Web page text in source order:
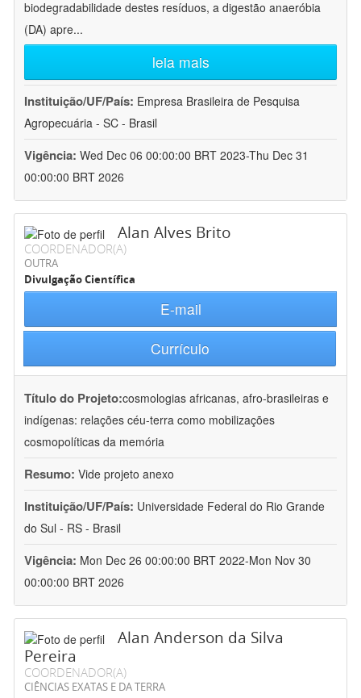
biodegradabilidade destes resíduos, a digestão anaeróbia
(DA) apre...
leia mais
Instituição/UF/País: Empresa Brasileira de Pesquisa
Agropecuária - SC - Brasil
Vigência: Wed Dec 06 00:00:00 BRT 2023-Thu Dec 31
00:00:00 BRT 2026
Alan Alves Brito
COORDENADOR(A)
OUTRA
Divulgação Científica
E-mail
Currículo
Título do Projeto:cosmologias africanas, afro-brasileiras e
indígenas: relações céu-terra como mobilizações
cosmopolíticas da memória
Resumo: Vide projeto anexo
Instituição/UF/País: Universidade Federal do Rio Grande
do Sul - RS - Brasil
Vigência: Mon Dec 26 00:00:00 BRT 2022-Mon Nov 30
00:00:00 BRT 2026
Alan Anderson da Silva
Pereira
COORDENADOR(A)
CIÊNCIAS EXATAS E DA TERRA